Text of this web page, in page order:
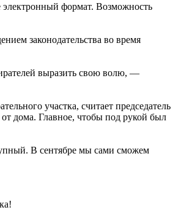
формат. Возможность
законодательства во время
выразить свою волю, —
участка, считает председатель
дома. Главное, чтобы под рукой был
В сентябре мы сами сможем